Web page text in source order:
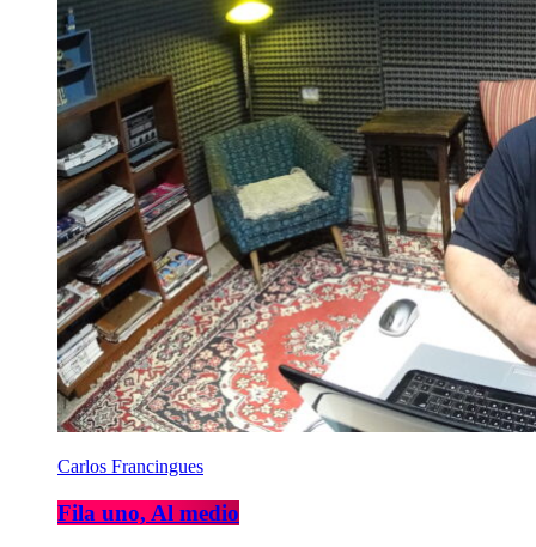
Carlos Francingues
Fila uno, Al medio